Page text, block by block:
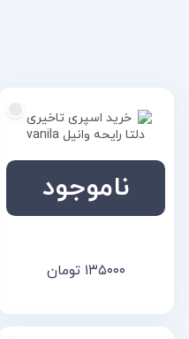
ناموجود
خرید اسپری تاخیری دلتا
رایحه وانیل
۱۳۵۰۰۰ تومان